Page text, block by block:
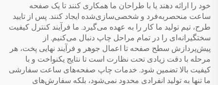
خود را ارائه دهند یا با طراحان ما همکاری کنند تا یک صفحه
ساعت منحصربه‌فرد و شخصی‌سازی‌شده ایجاد کنند. پس از تایید
طرح، تیم تولید ما کار را به عهده می‌گیرد. ما فرآیند کنترل کیفیت
سختگیرانه‌ای را در تمام مراحل چاپ دنبال می‌کنیم. از
پیش‌پردازش سطح صفحه تا اعمال جوهر و فرآیند نهایی پخت، هر
مرحله با دقت زیادی تحت نظارت است تا نتایج یکنواخت و با
کیفیت بالا تضمین شود. خدمات چاپ صفحه‌های ساعت سفارشی
ما تنها به تولید انفرادی محدود نمی‌شود، بلکه سفارش‌های